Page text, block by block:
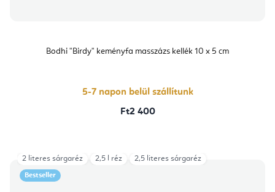
Bodhi "Birdy" keményfa masszázs kellék 10 x 5 cm
5-7 napon belül szállítunk
Ft2 400
Bestseller
2 literes sárgaréz 2,5 l réz 2,5 literes sárgaréz